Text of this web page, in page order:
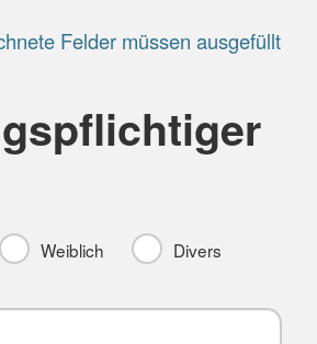
Felder müssen ausgefüllt
Weiblich
Divers